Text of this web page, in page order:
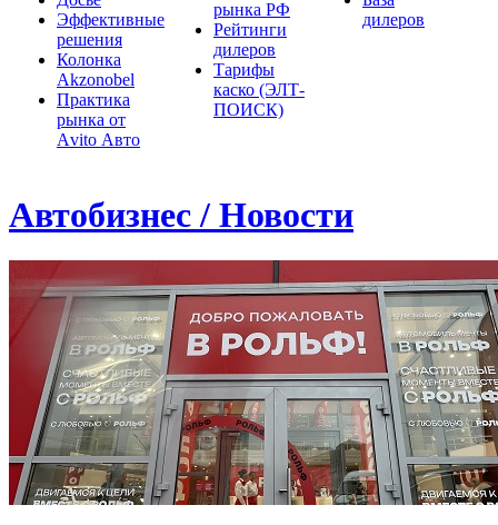
Эффективные
решения
Колонка
Akzonobel
Практика
рынка от
Аvito Авто
рынка РФ
Рейтинги
дилеров
Тарифы
каско (ЭЛТ-
ПОИСК)
дилеров
Автобизнес / Новости